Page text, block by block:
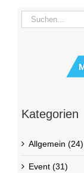
Suche
nach:
Kategorien
Allgemein (24)
Event (31)